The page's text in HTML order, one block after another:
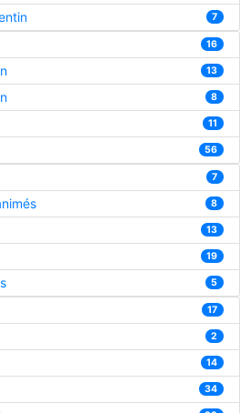
7
16
13
8
11
56
7
8
13
19
5
17
2
14
34